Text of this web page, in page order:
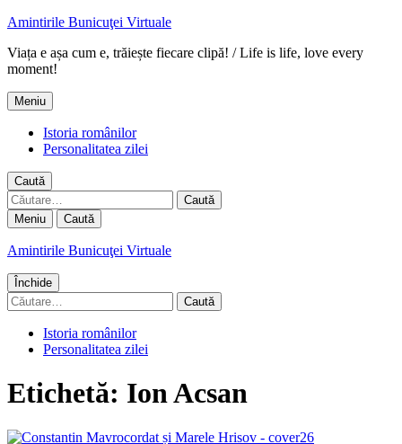
Amintirile Bunicuţei Virtuale
Viața e așa cum e, trăiește fiecare clipă! / Life is life, love every
moment!
Meniu
Istoria românilor
Personalitatea zilei
Caută
Caută
după:
Meniu Caută
Amintirile Bunicuţei Virtuale
Închide
Caută
după:
Istoria românilor
Personalitatea zilei
Etichetă: Ion Acsan